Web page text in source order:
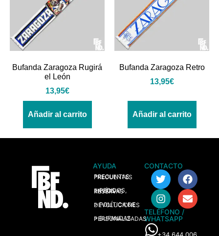
Bufanda Zaragoza Rugirá
el León
13,95€
Añadir al carrito
Bufanda Zaragoza Retro
13,95€
Añadir al carrito
AYUDA
> PREGUNTAS FRECUENTES
> PEDIDOS, ENVÍOS Y RESERVAS
> POLÍTICA DE DEVOLUCIONES
> BUFANDAS PERSONALIZADAS
CONTACTO
TELÉFONO /
WHATSAPP